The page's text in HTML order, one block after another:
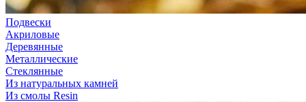
Подвески
Акриловые
Деревянные
Металлические
Стеклянные
Из натуральных камней
Из смолы Resin